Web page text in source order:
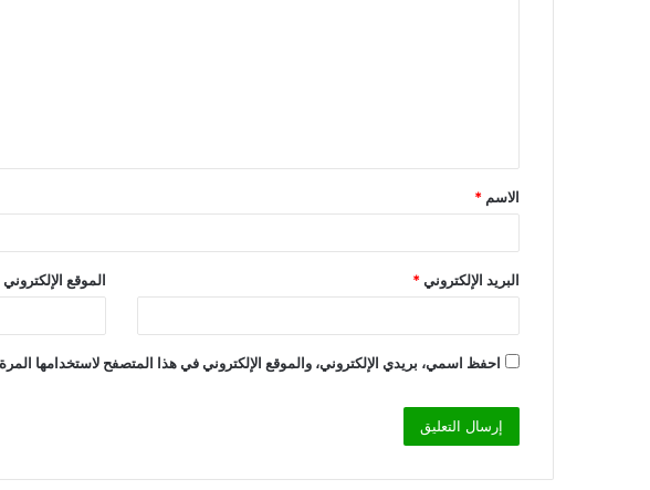
ق
*
الاسم *
البريد الإلكتروني* الموقع الإلكتروني
احفظ اسمي، بريدي الإلكتروني، والموقع الإلكتروني في هذا المتصفح لاستخدامها